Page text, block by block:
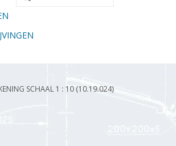
SCHAAL 1 : 10 (10.19.024)